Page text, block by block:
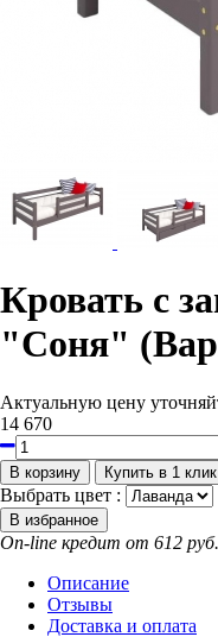
Кровать с
"Соня"
Актуальную цену
14 670
Выбрать цвет :
On-line кредит от 612
Описание
Отзывы
Доставка и оплата